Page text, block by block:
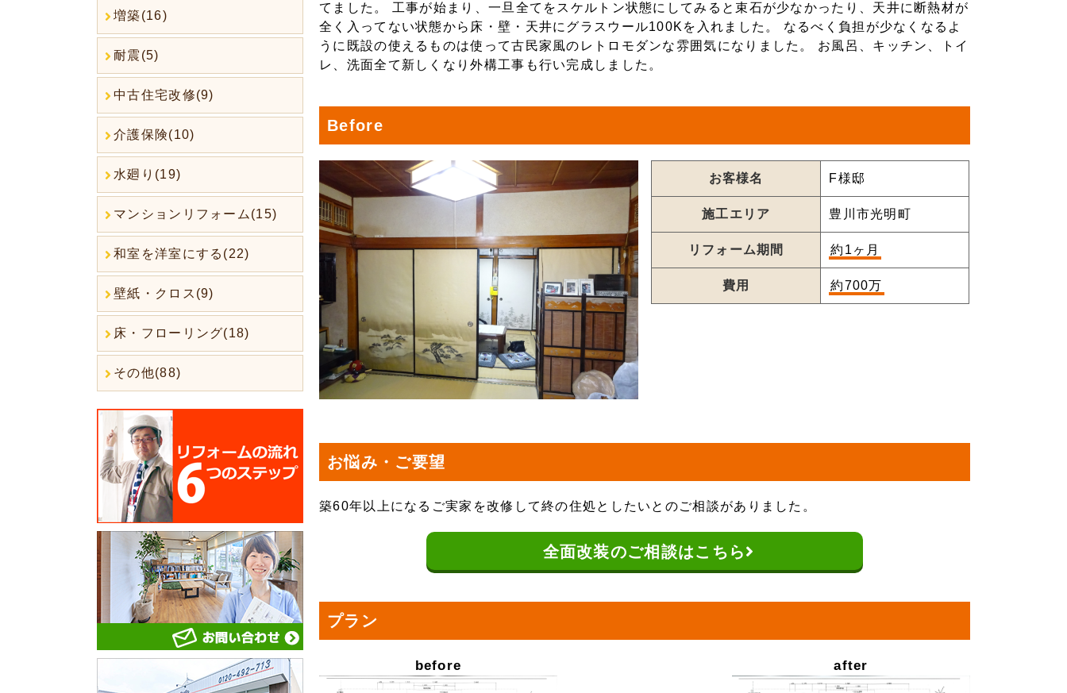
てました。 工事が始まり、一旦全てをスケルトン状態にしてみると束石が少なかったり、天井に断熱材が
全く入ってない状態から床・壁・天井にグラスウール100Kを入れました。 なるべく負担が少なくなるよ
うに既設の使えるものは使って古民家風のレトロモダンな雰囲気になりました。 お風呂、キッチン、トイ
レ、洗面全て新しくなり外構工事も行い完成しました。
Before
お客様名 F様邸
施工エリア 豊川市光明町
リフォーム期間 約1ヶ月
費用 約700万
お悩み・ご要望
築60年以上になるご実家を改修して終の住処としたいとのご相談がありました。
全面改装のご相談はこちら
プラン
before after
増築(16)
耐震(5)
中古住宅改修(9)
介護保険(10)
水廻り(19)
マンションリフォーム(15)
和室を洋室にする(22)
壁紙・クロス(9)
床・フローリング(18)
その他(88)